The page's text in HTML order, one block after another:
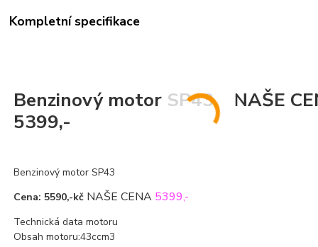
Kompletní specifikace
Benzinový motor SP43 NAŠE
5399,-
Benzinový motor SP43
Cena: 5590,-kč NAŠE CENA 5399,-
Technická data motoru
Obsah motoru:43ccm3